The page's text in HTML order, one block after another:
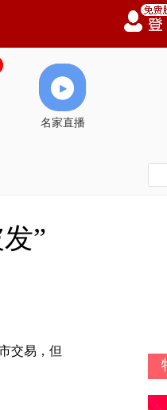
名家直播
”
交易，但